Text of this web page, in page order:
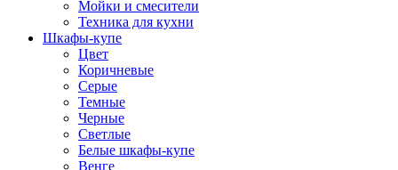
Мойки и смесители
Техника для кухни
Шкафы-купе
Цвет
Коричневые
Серые
Темные
Черные
Светлые
Белые шкафы-купе
Венге